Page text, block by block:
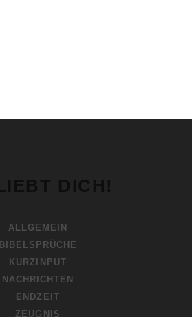
ALLGEMEIN
BIBELSPRÜCHE
KURZINPUT
NACHRICHTEN
ENDZEIT
ZEUGNIS